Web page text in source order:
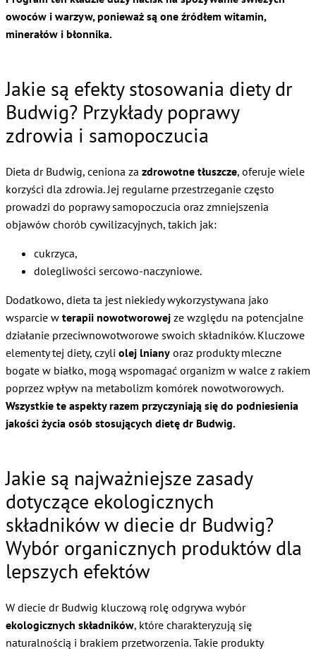
owoców i warzyw, ponieważ są one źródłem witamin,
minerałów i błonnika.
Jakie są efekty stosowania diety dr
Budwig? Przykłady poprawy
zdrowia i samopoczucia
Dieta dr Budwig, ceniona za zdrowotne tłuszcze, oferuje wiele
korzyści dla zdrowia. Jej regularne przestrzeganie często
prowadzi do poprawy samopoczucia oraz zmniejszenia
objawów chorób cywilizacyjnych, takich jak:
cukrzyca,
dolegliwości sercowo-naczyniowe.
Dodatkowo, dieta ta jest niekiedy wykorzystywana jako
wsparcie w terapii nowotworowej ze względu na potencjalne
działanie przeciwnowotworowe swoich składników. Kluczowe
elementy tej diety, czyli olej lniany oraz produkty mleczne
bogate w białko, mogą wspomagać organizm w walce z rakiem
poprzez wpływ na metabolizm komórek nowotworowych.
Wszystkie te aspekty razem przyczyniają się do podniesienia
jakości życia osób stosujących dietę dr Budwig.
Jakie są najważniejsze zasady
dotyczące ekologicznych
składników w diecie dr Budwig?
Wybór organicznych produktów dla
lepszych efektów
W diecie dr Budwig kluczową rolę odgrywa wybór
ekologicznych składników, które charakteryzują się
naturalnością i brakiem przetworzenia. Takie produkty